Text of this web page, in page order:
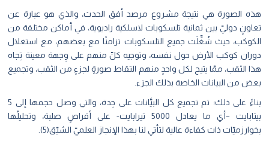
الصورة هي نتيجة مشروع مرصد أفق الحدث، والذي هو عبارة عن
دوليّ بين ثمانية تلسكوبات لاسلكية راديوية، في أماكن مختلفة من
حيث شُغِّلَت جميع التلسكوبات تزامنًا مع بعضهم، مع استغلال
كوكب الأرض حول نفسه، وتوجيه كلِّ منهم على وِجهة معينة تِجاه
الثقب، ممّا يتيح لكل واحدٍ منهم التقاط صورةٍ لجزءٍ من الثقب، وتجميع
من البيانات الخاصة بذلك الجزء.
بناءً على ذلك؛ تم تجميع كل البيَّانات على حِدة، والتي وصل حجمها إلى 5
بيتابايت –أي ما يعادل 5000 تيرابايت- على أقراصٍ صلبة، وتحليلُها
ذات كفاءة عالية لتأتي لنا بهذا الإنجاز العلميّ الشيّق(5).